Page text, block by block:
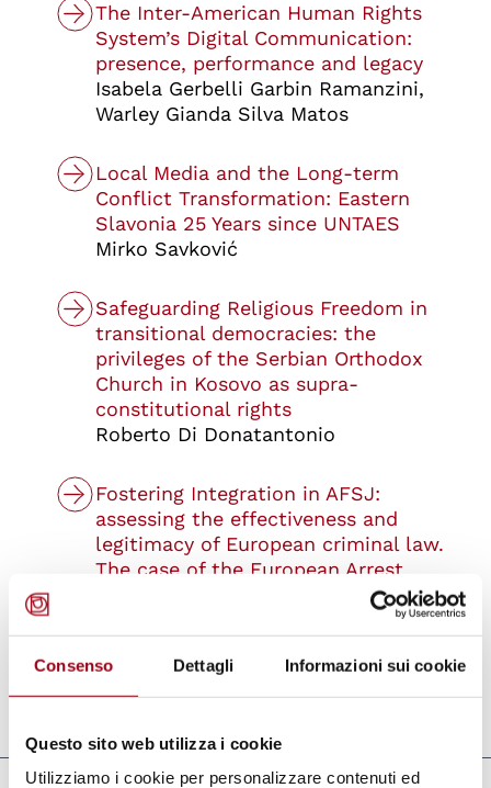
Consenso Dettagli Informazioni sui cookie
Questo sito web utilizza i cookie
Utilizziamo i cookie per personalizzare contenuti ed
The Inter-American Human Rights
System’s Digital Communication:
presence, performance and legacy
Isabela Gerbelli Garbin Ramanzini,
Warley Gianda Silva Matos
Local Media and the Long-term
Conflict Transformation: Eastern
Slavonia 25 Years since UNTAES
Mirko Savković
Safeguarding Religious Freedom in
transitional democracies: the
privileges of the Serbian Orthodox
Church in Kosovo as supra-
constitutional rights
Roberto Di Donatantonio
Fostering Integration in AFSJ:
assessing the effectiveness and
legitimacy of European criminal law.
The case of the European Arrest
Vincenza Falletti, Maria Nizzero